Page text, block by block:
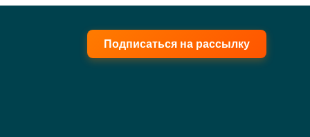
Подписаться на рассылку